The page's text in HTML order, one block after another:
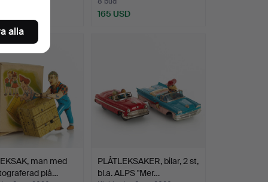
165 USD
man med
plå…
PLÅTLEKSAKER, bilar, 2 st,
bl.a. ALPS "Mer…
alla